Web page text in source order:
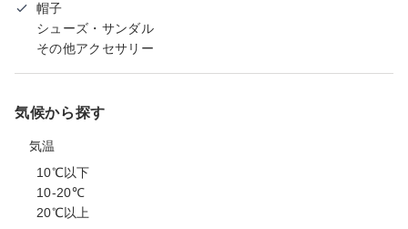
帽子
シューズ・サンダル
その他アクセサリー
気候から探す
気温
10℃以下
10-20℃
20℃以上